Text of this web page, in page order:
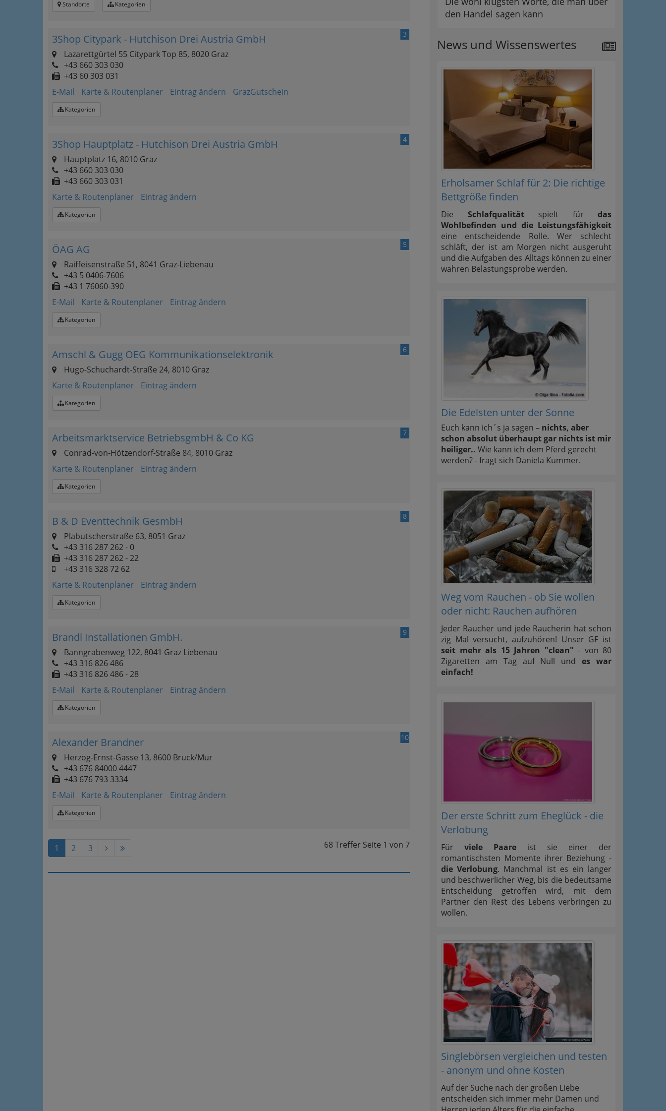
Standorte Kategorien
3
3Shop Citypark - Hutchison Drei Austria GmbH
Lazarettgürtel 55 Citypark Top 85, 8020 Graz
+43 660 303 030
+43 60 303 031
E-Mail
Karte & Routenplaner Eintrag ändern GrazGutschein
Kategorien
4
3Shop Hauptplatz - Hutchison Drei Austria GmbH
Hauptplatz 16, 8010 Graz
+43 660 303 030
+43 660 303 031
Karte & Routenplaner
Eintrag ändern
Kategorien
5
ÖAG AG
Raiffeisenstraße 51, 8041 Graz-Liebenau
+43 5 0406-7606
+43 1 76060-390
E-Mail
Karte & Routenplaner Eintrag ändern
Kategorien
6
Amschl & Gugg OEG Kommunikationselektronik
Hugo-Schuchardt-Straße 24, 8010 Graz
Karte & Routenplaner
Eintrag ändern
Kategorien
7
Arbeitsmarktservice BetriebsgmbH & Co KG
Conrad-von-Hötzendorf-Straße 84, 8010 Graz
Karte & Routenplaner
Eintrag ändern
Kategorien
8
B & D Eventtechnik GesmbH
Plabutscherstraße 63, 8051 Graz
+43 316 287 262 - 0
+43 316 287 262 - 22
+43 316 328 72 62
Karte & Routenplaner
Eintrag ändern
Kategorien
9
Brandl Installationen GmbH.
Banngrabenweg 122, 8041 Graz Liebenau
+43 316 826 486
+43 316 826 486 - 28
E-Mail
Karte & Routenplaner Eintrag ändern
Kategorien
10
Alexander Brandner
Herzog-Ernst-Gasse 13, 8600 Bruck/Mur
+43 676 84000 4447
+43 676 793 3334
E-Mail
Karte & Routenplaner Eintrag ändern
Kategorien
68 Treffer Seite 1 von 7
1 2 3
den Handel sagen kann
News und Wissenswertes
Erholsamer Schlaf für 2: Die richtige
Bettgröße finden
Die Schlafqualitätspielt für das
Wohlbefinden und die Leistungsfähigkeit
eine entscheidende Rolle. Wer schlecht
schläft, der ist am Morgen nicht ausgeruht
und die Aufgaben des Alltags können zu einer
wahren Belastungsprobe werden.
Die Edelsten unter der Sonne
Euch kann ich´s ja sagen – nichts, aber
schon absolut überhaupt gar nichts ist mir
heiliger.. Wie kann ich dem Pferd gerecht
werden? - fragt sich Daniela Kummer.
Weg vom Rauchen - ob Sie wollen
oder nicht: Rauchen aufhören
Jeder Raucher und jede Raucherin hat schon
zig Mal versucht, aufzuhören! Unser GF ist
seit mehr als 15 Jahren "clean" - von 80
Zigaretten am Tag auf Null undes war
einfach!
Der erste Schritt zum Eheglück - die
Verlobung
Für viele Paare ist sie einer der
romantischsten Momente ihrer Beziehung -
die Verlobung. Manchmal ist es ein langer
und beschwerlicher Weg, bis die bedeutsame
Entscheidung getroffen wird, mit dem
Partner den Rest des Lebens verbringen zu
wollen.
Singlebörsen vergleichen und testen
- anonym und ohne Kosten
Auf der Suche nach der großen Liebe
entscheiden sich immer mehr Damen und